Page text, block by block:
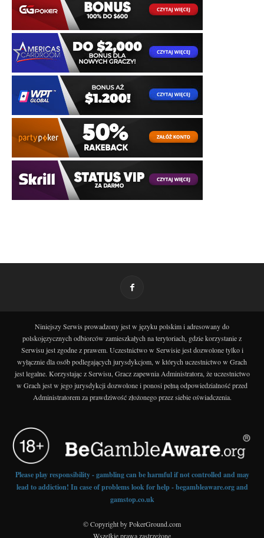
Niniejszy Serwis prowadzony jest w języku polskim i adresowany do
polskojęzycznych odbiorców zamieszkałych na terytoriach, gdzie korzystanie z
Serwisu jest zgodne z prawem. Uczestnictwo w Serwisie jest dozwolone tylko i
wyłącznie dla osób podlegających jurysdykcjom, w których uczestnictwo w Grach
jest legalne. Korzystając z Serwisu, Gracz zapewnia Administratora, że uczestnictwo
w Grach jest w jego jurysdykcji dozwolone i ponosi pełną odpowiedzialność przed
Administratorem za prawdziwość złożonego przez siebie oświadczenia.
Please play responsibility - gambling can be harmful if not controlled and may
lead to addiction! In case of problems look for help - begambleaware.org and
gamstop.co.uk
© Copyright by PokerGround.com
Wszelkie prawa zastrzeżone